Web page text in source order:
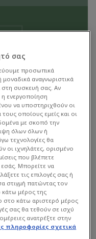
ξανά αργότερα.
σας
προσωπικά
αναγνωριστικά
στη συσκευή σας. Αν
ενεργοποίηση
να υποστηριχθούν οι
οποίους εμείς και οι
με σκοπό την
όλων όλων ή
τεχνολογίες θα
οι ιχνηλάτες, ορισμένο
που βλέπετε
εσάς. Μπορείτε να
τις επιλογές σας ή
στιγμή πατώντας τον
μέρος της
στο κάτω αριστερό μέρος
σας θα τεθούν σε ισχύ
ανατρέξτε στην
πληροφορίες σχετικά